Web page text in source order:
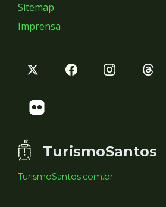
Sitemap
Imprensa
TurismoSantos
TurismoSantos.com.br